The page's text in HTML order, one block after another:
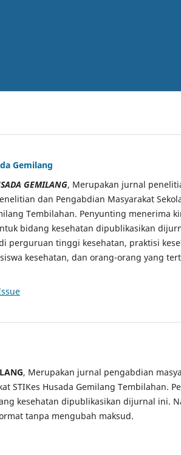
Gemilang
GEMILANG, Merupakan jurnal
dan Pengabdian Masyarakat
Tembilahan. Penyunting menerima
bidang kesehatan dipublikasikan
perguruan tinggi kesehatan, praktisi
kesehatan, dan orang-orang yang
, Merupakan jurnal pengabdian
STIKes Husada Gemilang Tembilahan.
kesehatan dipublikasikan dijurnal ini.
tanpa mengubah maksud.